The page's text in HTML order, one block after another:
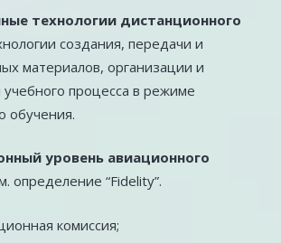
технологии дистанционного
создания, передачи и
материалов, организации и
процесса в режиме
обучения.
уровень авиационного
определение “Fidelity”.
комиссия;